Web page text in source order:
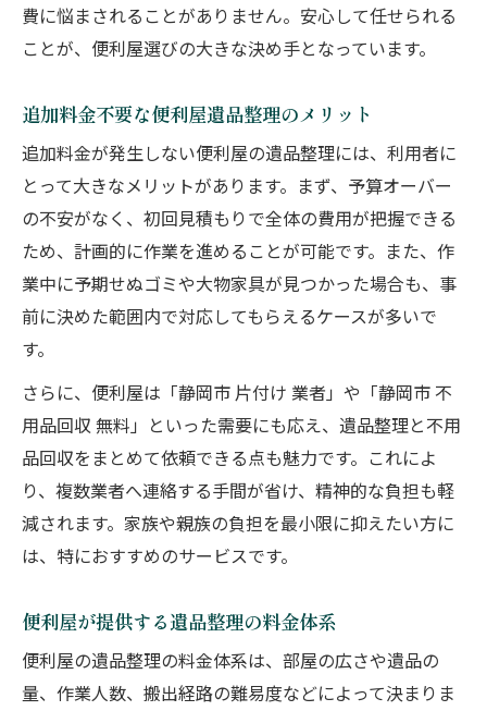
費に悩まされることがありません。安心して任せられる
ことが、便利屋選びの大きな決め手となっています。
追加料金不要な便利屋遺品整理のメリット
追加料金が発生しない便利屋の遺品整理には、利用者に
とって大きなメリットがあります。まず、予算オーバー
の不安がなく、初回見積もりで全体の費用が把握できる
ため、計画的に作業を進めることが可能です。また、作
業中に予期せぬゴミや大物家具が見つかった場合も、事
前に決めた範囲内で対応してもらえるケースが多いで
す。
さらに、便利屋は「静岡市 片付け 業者」や「静岡市 不
用品回収 無料」といった需要にも応え、遺品整理と不用
品回収をまとめて依頼できる点も魅力です。これによ
り、複数業者へ連絡する手間が省け、精神的な負担も軽
減されます。家族や親族の負担を最小限に抑えたい方に
は、特におすすめのサービスです。
便利屋が提供する遺品整理の料金体系
便利屋の遺品整理の料金体系は、部屋の広さや遺品の
量、作業人数、搬出経路の難易度などによって決まりま